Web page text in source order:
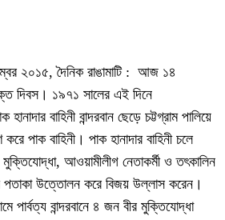
২০১৫, দৈনিক রাঙামাটি : আজ ১৪
মুক্ত দিবস। ১৯৭১ সালের এই দিনে
বাহিনী বান্দরবান ছেড়ে চট্টগ্রাম পালিয়ে
পাক বাহিনী। পাক হানাদার বাহিনী চলে
আওয়ামীলীগ নেতাকর্মী ও তৎকালিন
পতাকা উত্তোলন করে বিজয় উল্লাস করেন।
পার্বত্য বান্দরবানে ৪ জন বীর মুক্তিযোদ্ধা